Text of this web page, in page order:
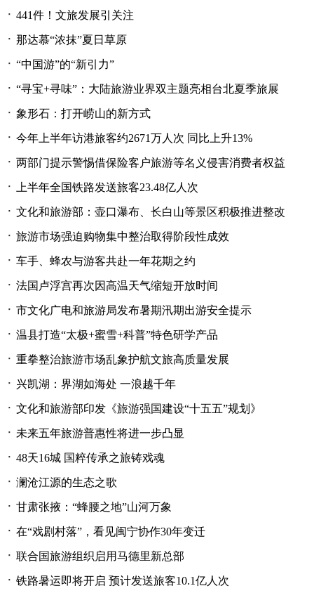
· 441件！文旅发展引关注
· 那达慕“浓抹”夏日草原
· “中国游”的“新引力”
· “寻宝+寻味”：大陆旅游业界双主题亮相台北夏季旅展
· 象形石：打开崂山的新方式
· 今年上半年访港旅客约2671万人次 同比上升13%
· 两部门提示警惕借保险客户旅游等名义侵害消费者权益
· 上半年全国铁路发送旅客23.48亿人次
· 文化和旅游部：壶口瀑布、长白山等景区积极推进整改
· 旅游市场强迫购物集中整治取得阶段性成效
· 车手、蜂农与游客共赴一年花期之约
· 法国卢浮宫再次因高温天气缩短开放时间
· 市文化广电和旅游局发布暑期汛期出游安全提示
· 温县打造“太极+蜜雪+科普”特色研学产品
· 重拳整治旅游市场乱象护航文旅高质量发展
· 兴凯湖：界湖如海处 一浪越千年
· 文化和旅游部印发《旅游强国建设“十五五”规划》
· 未来五年旅游普惠性将进一步凸显
· 48天16城 国粹传承之旅铸戏魂
· 澜沧江源的生态之歌
· 甘肃张掖：“蜂腰之地”山河万象
· 在“戏剧村落”，看见闽宁协作30年变迁
· 联合国旅游组织启用马德里新总部
· 铁路暑运即将开启 预计发送旅客10.1亿人次